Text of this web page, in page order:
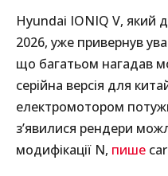
Hyundai IONIQ V, який
2026, уже привернув
що багатьом нагадав
серійна версія для
електромотором
з’явилися рендери
модифікації N, пише